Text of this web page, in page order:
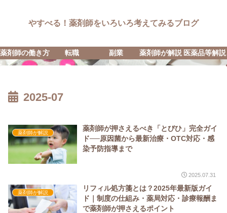
やすべる！薬剤師をいろいろ考えてみるブログ
薬剤師の働き方 転職 副業 薬剤師が解説 医薬品等解説
2025-07
薬剤師が解説
薬剤師が押さえるべき「とびひ」完全ガイ
ド──原因菌から最新治療・OTC対応・感
染予防指導まで
2025.07.31
薬剤師が解説
リフィル処方箋とは？2025年最新版ガイ
ド｜制度の仕組み・薬局対応・診療報酬ま
で薬剤師が押さえるポイント